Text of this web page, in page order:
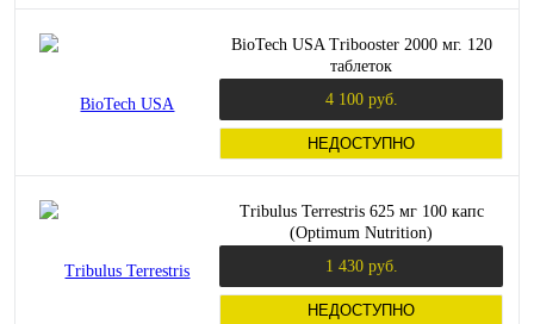
BioTech USA Tribooster 2000 мг. 120
таблеток
4 100 руб.
НЕДОСТУПНО
Tribulus Terrestris 625 мг 100 капс
(Optimum Nutrition)
1 430 руб.
НЕДОСТУПНО